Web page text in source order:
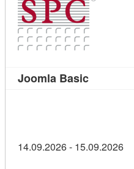
Joomla Basic
14.09.2026 - 15.09.2026